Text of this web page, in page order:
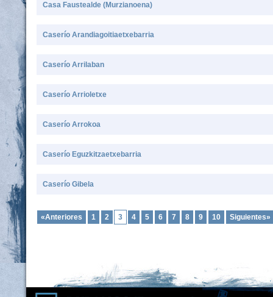
Casa Faustealde (Murzianoena)
Caserío Arandiagoitiaetxebarria
Caserío Arrilaban
Caserío Arrioletxe
Caserío Arrokoa
Caserío Eguzkitzaetxebarria
Caserío Gibela
«Anteriores 1 2 3 4 5 6 7 8 9 10 Siguientes»